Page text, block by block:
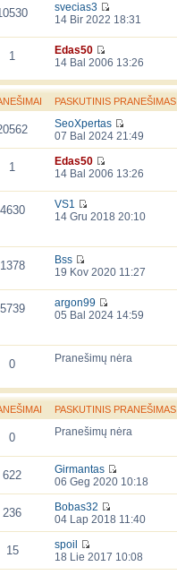
svecias3
14 Bir 2022 18:31
1
Edas50
14 Bal 2006 13:26
PASKUTINIS PRANEŠIMAS
SeoXpertas
07 Bal 2024 21:49
1
Edas50
14 Bal 2006 13:26
4630
VS1
14 Gru 2018 20:10
1378
Bss
19 Kov 2020 11:27
5739
argon99
05 Bal 2024 14:59
0 Pranešimų nėra
PASKUTINIS PRANEŠIMAS
0 Pranešimų nėra
622
Girmantas
06 Geg 2020 10:18
236
Bobas32
04 Lap 2018 11:40
15
spoil
18 Lie 2017 10:08